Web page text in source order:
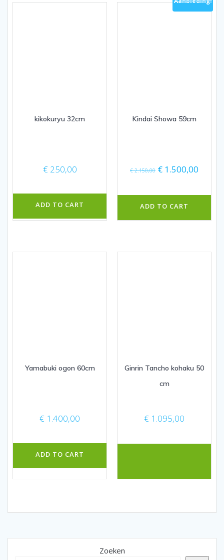
kikokuryu 32cm
€ 250,00
ADD TO CART
Kindai Showa 59cm
€2.150,00 Oorspronkelijke
€ 1.500,00
ADD TO CART
Yamabuki ogon 60cm
€ 1.400,00
ADD TO CART
Ginrin Tancho kohaku 50
cm
€ 1.095,00
Zoeken